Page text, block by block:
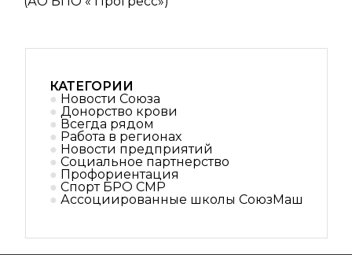
КАТЕГОРИИ
Новости Союза
Донорство крови
Всегда рядом
Работа в регионах
Новости предприятий
Социальное партнерствo
Профориентация
Спорт БРО СМР
Ассоциированные школы СоюзМаш